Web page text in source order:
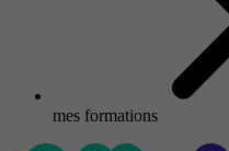
mes formations